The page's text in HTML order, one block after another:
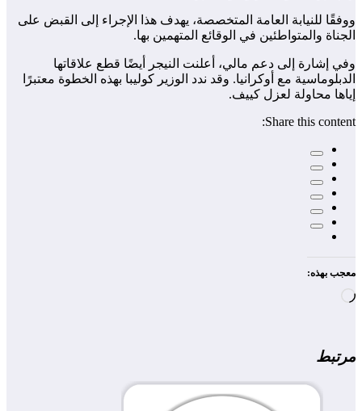
ووفقًا للنيابة العامة المتخصصة، يهدف هذا الإجراء إلى القبض على
الجناة والمتواطئين في الوقائع المتهمين بها.
وفي إشارة إلى دعم مالي، أعلنت النيجر أيضًا قطع علاقاتها
الدبلوماسية مع أوكرانيا. وقد ندد الوزير كوليبا بهذه الخطوة معتبرًا
إياها محاولة لعزل كييف.
Share this content:
معجب بهذه:
مرتبط